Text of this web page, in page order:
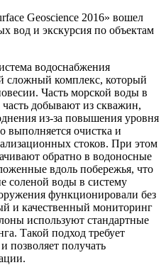
Geoscience 2016» вошел
вод и экскурсия по объектам
водоснабжения
сложный комплекс, который
Часть морской воды в
добывают из скважин,
из-за повышения уровня
выполняется очистка и
стоков. При этом
обратно в водоносные
вдоль побережья, что
соленой воды в систему
функционировали без
и качественный мониторинг
используют стандартные
Такой подход требует
позволяет получать